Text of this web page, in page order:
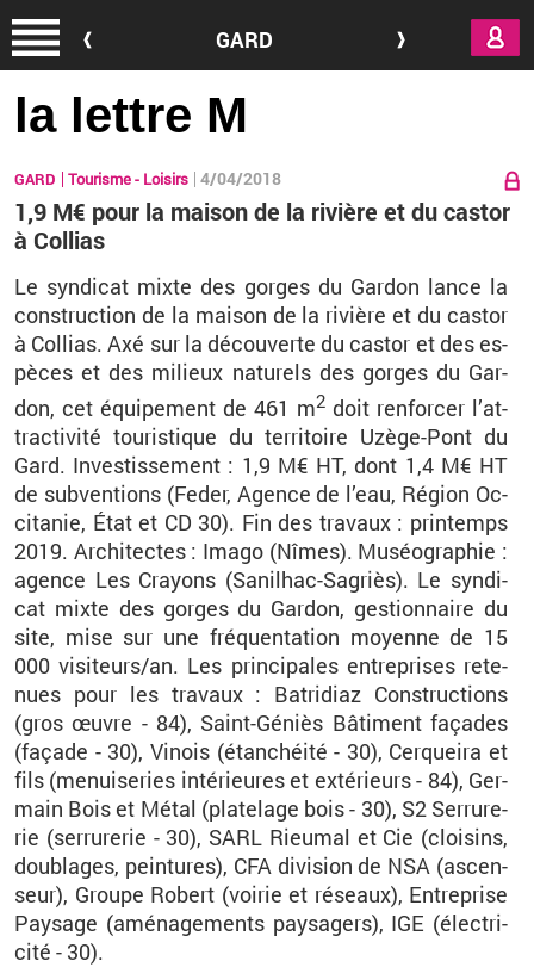
GARD
la lettre M
GARD Tourisme - Loisirs 4/04/2018
1,9 M€ pour la maison de la rivière et du castor
à Collias
Le syn­di­cat mixte des gorges du Gar­don lance la
construc­tion de la mai­son de la ri­vière et du cas­tor
à Col­lias. Axé sur la dé­cou­verte du cas­tor et des es­
pèces et des mi­lieux na­tu­rels des gorges du Gar­
don, cet équi­pe­ment de 461 m2 doit ren­for­cer l’at­
trac­ti­vité tou­ris­tique du ter­ri­toire Uzège-Pont du
Gard. In­ves­tis­se­ment : 1,9 M€ HT, dont 1,4 M€ HT
de sub­ven­tions (Feder, Agence de l’eau, Ré­gion Oc­
ci­ta­nie, État et CD 30). Fin des tra­vaux : prin­temps
2019. Ar­chi­tectes : Imago (Nîmes). Mu­séo­gra­phie :
agence Les Crayons (Sa­nil­hac-Sa­griès). Le syn­di­
cat mixte des gorges du Gar­don, ges­tion­naire du
site, mise sur une fré­quen­ta­tion moyenne de 15
000 vi­si­teurs/an. Les prin­ci­pales en­tre­prises re­te­
nues pour les tra­vaux : Ba­tri­diaz Construc­tions
(gros œuvre - 84), Saint-Gé­niès Bâ­ti­ment fa­çades
(fa­çade - 30), Vi­nois(étan­chéité - 30), Cer­queira et
fils (me­nui­se­ries in­té­rieures et ex­té­rieurs - 84), Ger­
main Bois et Métal (pla­te­lage bois - 30), S2 Ser­ru­re­
rie (ser­ru­re­rie - 30), SARL Rieu­mal et Cie (cloi­sins,
dou­blages, pein­tures), CFAdi­vi­sion de NSA (as­cen­
seur), Groupe Ro­bert (voi­rie et ré­seaux), En­tre­prise
Pay­sage (amé­na­ge­ments pay­sa­gers), IGE (élec­tri­
cité - 30).